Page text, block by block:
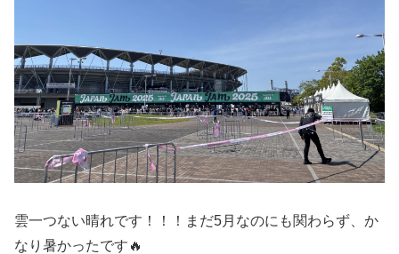
雲一つない晴れです！！！まだ5月なのにも関わらず、か
なり暑かったです🔥